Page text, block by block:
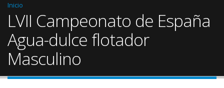
Inicio
LVII Campeonato de España
Agua-dulce flotador
Masculino